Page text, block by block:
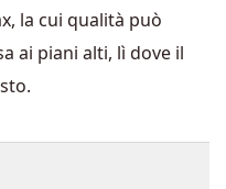
la cui qualità può
ai piani alti, lì dove il